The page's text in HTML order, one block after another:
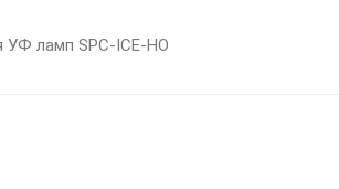
УФ ламп SPC-ICE-HO